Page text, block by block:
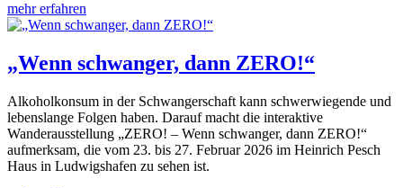
mehr erfahren
„Wenn schwanger, dann ZERO!“
Alkoholkonsum in der Schwangerschaft kann schwerwiegende und
lebenslange Folgen haben. Darauf macht die interaktive
Wanderausstellung „ZERO! – Wenn schwanger, dann ZERO!“
aufmerksam, die vom 23. bis 27. Februar 2026 im Heinrich Pesch
Haus in Ludwigshafen zu sehen ist.